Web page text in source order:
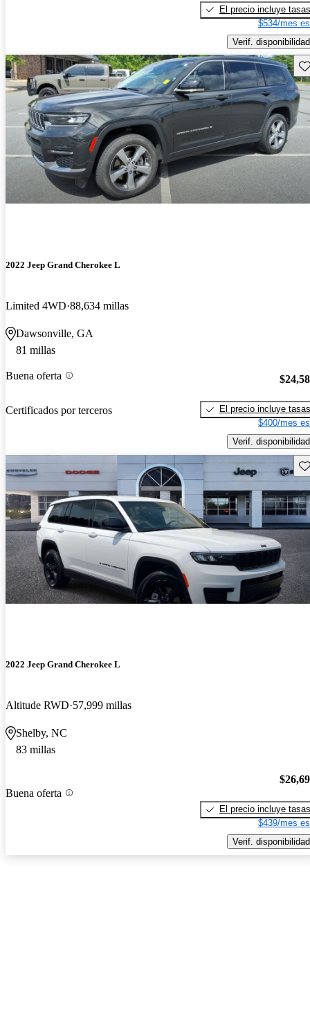
El precio incluye tasas
$534/mes
Verif. disponibilidad
2022 Jeep Grand Cherokee L
Limited 4WD 88,634 millas
Dawsonville, GA
81 millas
Buena oferta
Certificados por terceros
El precio incluye tasas
$400/mes
Verif. disponibilidad
2022 Jeep Grand Cherokee L
Altitude RWD 57,999 millas
Shelby, NC
83 millas
Buena oferta
El precio incluye tasas
$439/mes
Verif. disponibilidad